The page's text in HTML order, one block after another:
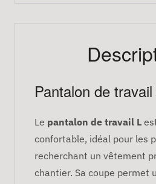
Pantalon de
Le pantalon de travail L
confortable, idéal pour les
recherchant un vêtement
chantier. Sa coupe permet